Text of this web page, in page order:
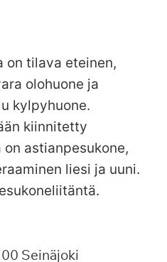
on tilava eteinen,
olohuone ja
kylpyhuone.
kiinnitetty
astianpesukone,
liesi ja uuni.
Seinäjoki